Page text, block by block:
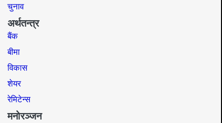
चुनाव
अर्थतन्त्र
बैंक
बीमा
विकास
शेयर
रेमिटेन्स
मनोरञ्जन